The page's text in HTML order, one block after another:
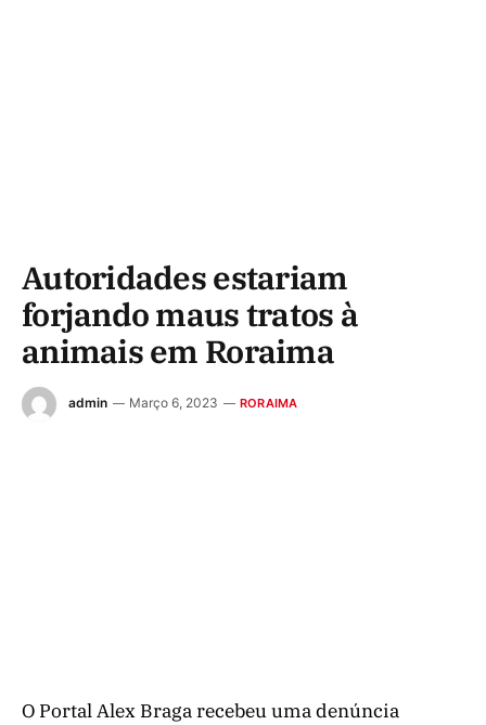
Autoridades estariam
forjando maus tratos à
animais em Roraima
admin Março 6, 2023 RORAIMA
O Portal Alex Braga recebeu uma denúncia